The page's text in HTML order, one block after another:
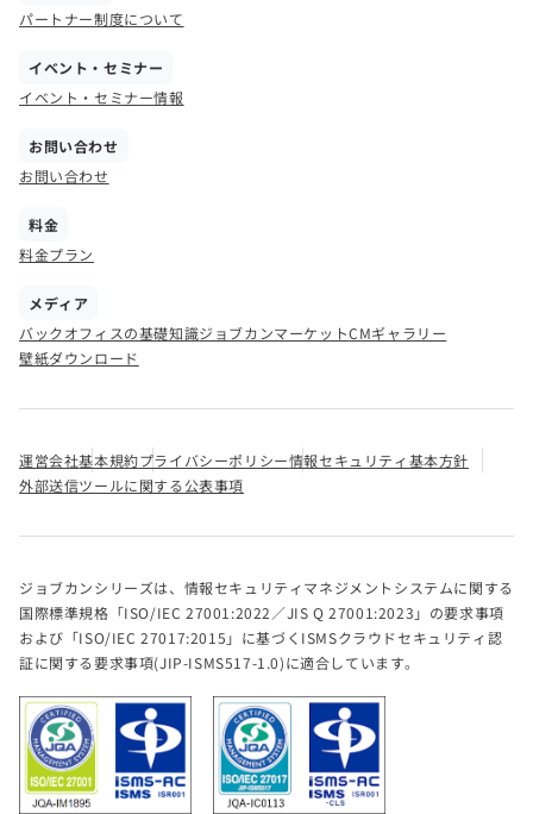
パートナー制度について
イベント・セミナー
イベント・セミナー情報
お問い合わせ
お問い合わせ
料金
料金プラン
メディア
バックオフィスの基礎知識ジョブカンマーケットCMギャラリー
壁紙ダウンロード
運営会社基本規約プライバシーポリシー情報セキュリティ基本方針
外部送信ツールに関する公表事項
ジョブカンシリーズは、情報セキュリティマネジメントシステムに関する
国際標準規格「ISO/IEC 27001:2022／JIS Q 27001:2023」の要求事項
および「ISO/IEC 27017:2015」に基づくISMSクラウドセキュリティ認
証に関する要求事項(JIP-ISMS517-1.0)に適合しています。